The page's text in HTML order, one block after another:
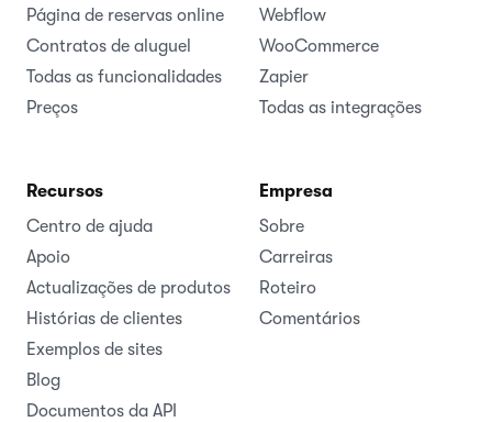
Página de reservas online
Contratos de aluguel
Todas as funcionalidades
Preços
Webflow
WooCommerce
Zapier
Todas as integrações
Recursos
Centro de ajuda
Apoio
Actualizações de produtos
Histórias de clientes
Exemplos de sites
Blog
Documentos da API
Empresa
Sobre
Carreiras
Roteiro
Comentários